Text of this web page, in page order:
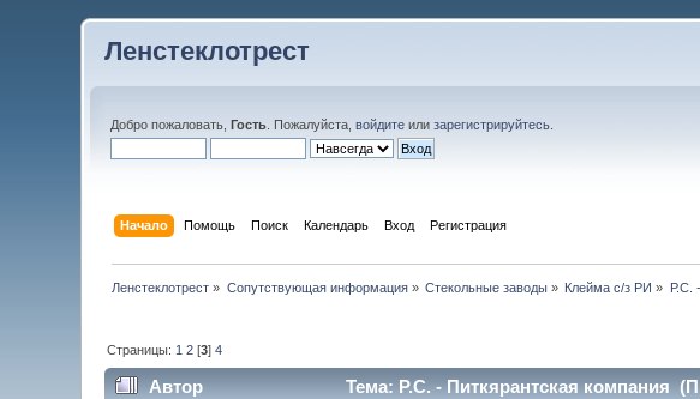
Ленстеклотрест
Добро пожаловать,Гость . Пожалуйста,войдите илизарегистрируйтесь
Начало Помощь Поиск Календарь Вход Регистрация
Ленстеклотрест » Сопутствующая информация» Стекольные заводы » Клейма с/з РИ » Р.С.
Страницы: 1 2 [3]4
Автор Тема: Р.С. - Питкярантская компания